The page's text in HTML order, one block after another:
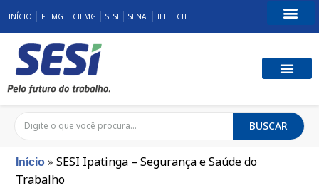
INÍCIO FIEMG CIEMG SESI SENAI IEL CIT
BUSCAR
Início »SESI Ipatinga – Segurança e Saúde do
Trabalho